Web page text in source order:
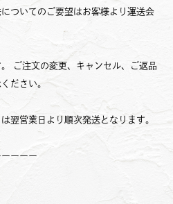
ついてのご要望はお客様より運送会
ご注文の変更、キャンセル、ご返品
ださい。
翌営業日より順次発送となります。
ーーー